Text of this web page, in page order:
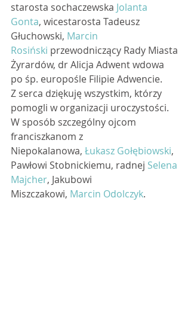
starosta sochaczewska Jolanta
Gonta, wicestarosta Tadeusz
Głuchowski, Marcin
Rosiński przewodniczący Rady Miasta
Żyrardów, dr Alicja Adwent wdowa
po śp. europośle Filipie Adwencie.
Z serca dziękuję wszystkim, którzy
pomogli w organizacji uroczystości.
W sposób szczególny ojcom
franciszkanom z
Niepokalanowa, Łukasz Gołębiowski,
Pawłowi Stobnickiemu, radnej Selena
Majcher, Jakubowi
Miszczakowi, Marcin Odolczyk.